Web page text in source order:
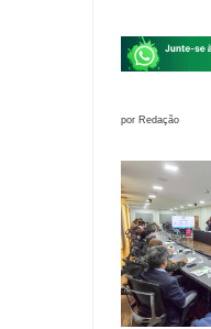
por Redação